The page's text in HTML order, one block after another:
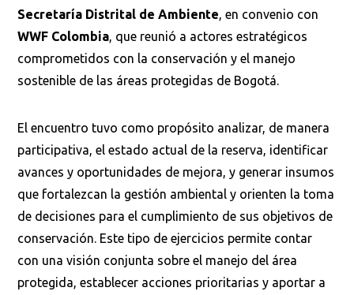
Secretaría Distrital de Ambiente, en convenio con
WWF Colombia, que reunió a actores estratégicos
comprometidos con la conservación y el manejo
sostenible de las áreas protegidas de Bogotá.
El encuentro tuvo como propósito analizar, de manera
participativa, el estado actual de la reserva, identificar
avances y oportunidades de mejora, y generar insumos
que fortalezcan la gestión ambiental y orienten la toma
de decisiones para el cumplimiento de sus objetivos de
conservación. Este tipo de ejercicios permite contar
con una visión conjunta sobre el manejo del área
protegida, establecer acciones prioritarias y aportar a